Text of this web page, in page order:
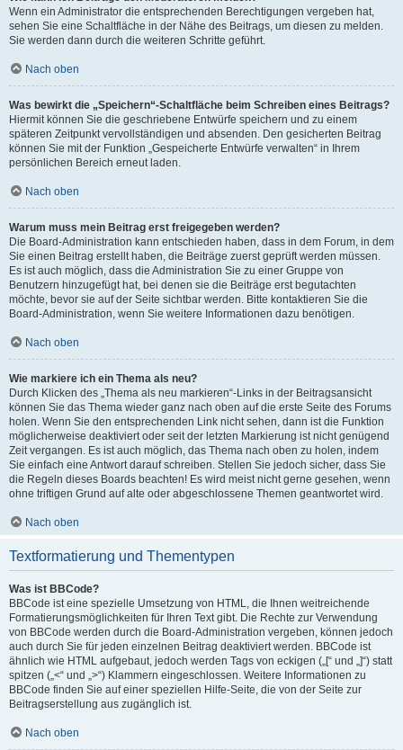
Wenn ein Administrator die entsprechenden Berechtigungen vergeben hat,
sehen Sie eine Schaltfläche in der Nähe des Beitrags, um diesen zu melden.
Sie werden dann durch die weiteren Schritte geführt.
Nach oben
Was bewirkt die „Speichern“-Schaltfläche beim Schreiben eines Beitrags?
Hiermit können Sie die geschriebene Entwürfe speichern und zu einem
späteren Zeitpunkt vervollständigen und absenden. Den gesicherten Beitrag
können Sie mit der Funktion „Gespeicherte Entwürfe verwalten“ in Ihrem
persönlichen Bereich erneut laden.
Nach oben
Warum muss mein Beitrag erst freigegeben werden?
Die Board-Administration kann entschieden haben, dass in dem Forum, in dem
Sie einen Beitrag erstellt haben, die Beiträge zuerst geprüft werden müssen.
Es ist auch möglich, dass die Administration Sie zu einer Gruppe von
Benutzern hinzugefügt hat, bei denen sie die Beiträge erst begutachten
möchte, bevor sie auf der Seite sichtbar werden. Bitte kontaktieren Sie die
Board-Administration, wenn Sie weitere Informationen dazu benötigen.
Nach oben
Wie markiere ich ein Thema als neu?
Durch Klicken des „Thema als neu markieren“-Links in der Beitragsansicht
können Sie das Thema wieder ganz nach oben auf die erste Seite des Forums
holen. Wenn Sie den entsprechenden Link nicht sehen, dann ist die Funktion
möglicherweise deaktiviert oder seit der letzten Markierung ist nicht genügend
Zeit vergangen. Es ist auch möglich, das Thema nach oben zu holen, indem
Sie einfach eine Antwort darauf schreiben. Stellen Sie jedoch sicher, dass Sie
die Regeln dieses Boards beachten! Es wird meist nicht gerne gesehen, wenn
ohne triftigen Grund auf alte oder abgeschlossene Themen geantwortet wird.
Nach oben
Textformatierung und Thementypen
Was ist BBCode?
BBCode ist eine spezielle Umsetzung von HTML, die Ihnen weitreichende
Formatierungsmöglichkeiten für Ihren Text gibt. Die Rechte zur Verwendung
von BBCode werden durch die Board-Administration vergeben, können jedoch
auch durch Sie für jeden einzelnen Beitrag deaktiviert werden. BBCode ist
ähnlich wie HTML aufgebaut, jedoch werden Tags von eckigen („[“ und „]“) statt
spitzen („<“ und „>“) Klammern eingeschlossen. Weitere Informationen zu
BBCode finden Sie auf einer speziellen Hilfe-Seite, die von der Seite zur
Beitragserstellung aus zugänglich ist.
Nach oben